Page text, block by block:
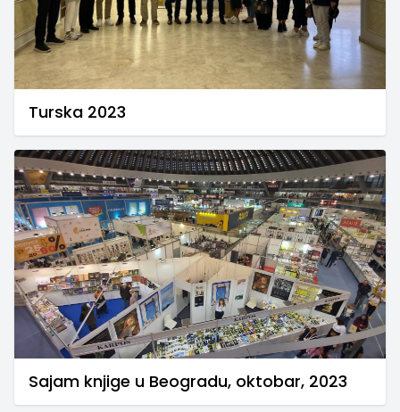
Turska 2023
Sajam knjige u Beogradu, oktobar, 2023